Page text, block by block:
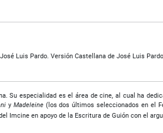
Luis Pardo. Versión Castellana de José Luis
Su especialidad es el área de cine, al cual ha
yMadeleine(los dos últimos seleccionados en el
Imcine en apoyo de la Escritura de Guión con el